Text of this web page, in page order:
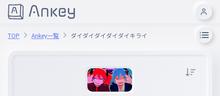
TOP Ankey一覧 ダイダイダイダイダイキライ